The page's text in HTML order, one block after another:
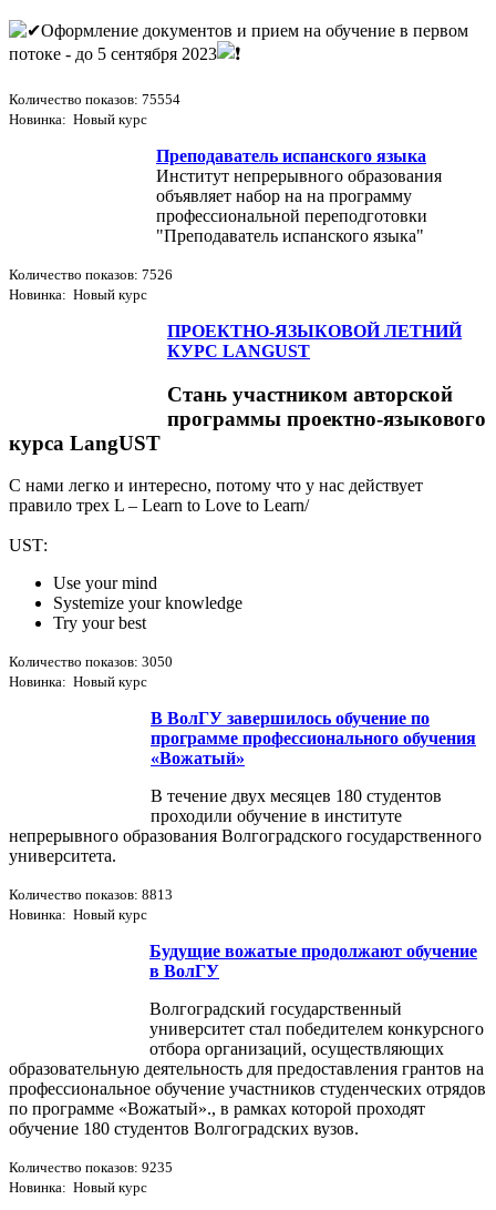
Оформление документов и прием на обучение в первом
потоке - до 5 сентября 2023
Количество показов: 75554
Новинка: Новый курс
Преподаватель испанского языка
Институт непрерывного образования
объявляет набор на на программу
профессиональной переподготовки
"Преподаватель испанского языка"
Количество показов: 7526
Новинка: Новый курс
ПРОЕКТНО-ЯЗЫКОВОЙ ЛЕТНИЙ
КУРС LANGUST
Стань участником авторской
программы проектно-языкового
курса LangUST
С нами легко и интересно, потому что у нас действует
правило трех L – Learn to Love to Learn/
USТ:
Use your mind
Systemize your knowledge
Try your best
Количество показов: 3050
Новинка: Новый курс
В ВолГУ завершилось обучение по
программе профессионального обучения
«Вожатый»
В течение двух месяцев 180 студентов
проходили обучение в институте
непрерывного образования Волгоградского государственного
университета.
Количество показов: 8813
Новинка: Новый курс
Будущие вожатые продолжают обучение
в ВолГУ
Волгоградский государственный
университет стал победителем конкурсного
отбора организаций, осуществляющих
образовательную деятельность для предоставления грантов на
профессиональное обучение участников студенческих отрядов
по программе «Вожатый»., в рамках которой проходят
обучение 180 студентов Волгоградских вузов.
Количество показов: 9235
Новинка: Новый курс